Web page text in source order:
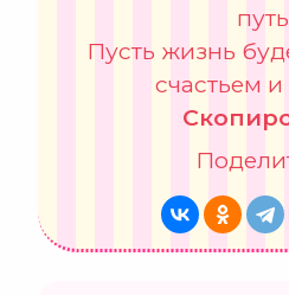
Пусть жизнь
счастьем и